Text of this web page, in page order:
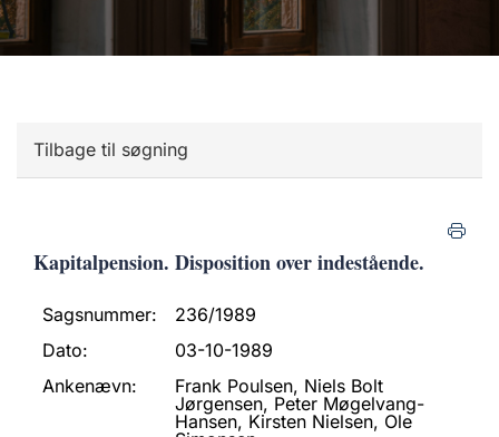
Tilbage til søgning
Kapitalpension. Disposition over indestående.
Sagsnummer:
236/1989
Dato:
03-10-1989
Ankenævn:
Frank Poulsen, Niels Bolt
Jørgensen, Peter Møgelvang-
Hansen, Kirsten Nielsen, Ole